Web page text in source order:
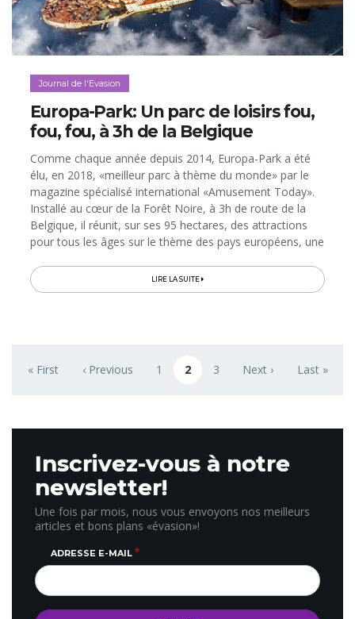
Journal de l'Evasion
Europa-Park: Un parc de loisirs fou,
fou, fou, à 3h de la Belgique
Comme chaque année depuis 2014, Europa-Park a été
élu, en 2018, «meilleur parc à thème du monde» par le
magazine spécialisé international «Amusement Today».
Installé au cœur de la Forêt Noire, à 3h de route de la
Belgique, il réunit, sur ses 95 hectares, des attractions
pour tous les âges sur le thème des pays européens, une
bientôt un 6e&nbsp;hôtel et un nouveau parc aquatique.
Avant sa réouverture ce 6 avril pour la saison 2019 et les
LIRE LA SUITE
First page
« First Previous page
‹ Previous Page
1 Page courante
2 Page
3 Next page
Next › Last page
Last »
Inscrivez-vous à notre
newsletter!
Une fois par mois, nous vous envoyons nos meilleurs
articles et bons plans «évasion»!
ADRESSE E-MAIL